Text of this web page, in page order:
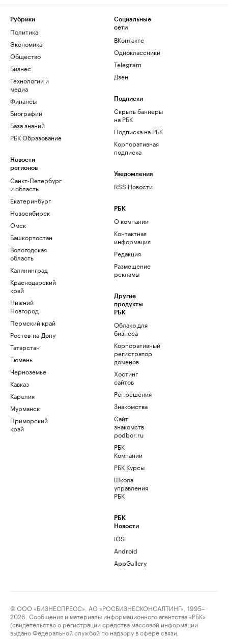
Рубрики
Политика
Экономика
Общество
Бизнес
Технологии и
медиа
Финансы
Биографии
База знаний
РБК Образование
Новости
регионов
Санкт-Петербург
и область
Екатеринбург
Новосибирск
Омск
Башкортостан
Вологодская
область
Калининград
Краснодарский
край
Нижний
Новгород
Пермский край
Ростов-на-Дону
Татарстан
Тюмень
Черноземье
Кавказ
Карелия
Мурманск
Приморский
край
Социальные
сети
ВКонтакте
Одноклассники
Telegram
Дзен
Подписки
Скрыть баннеры
на РБК
Подписка на РБК
Корпоративная
подписка
Уведомления
RSS Новости
РБК
О компании
Контактная
информация
Редакция
Размещение
рекламы
Другие
продукты
РБК
Облако для
бизнеса
Корпоративный
регистратор
доменов
Хостинг
сайтов
Рег.решения
Знакомства
Сайт
знакомств
podbor.ru
РБК
Компании
РБК Курсы
Школа
управления
РБК
РБК
Новости
iOS
Android
AppGallery
© ООО «БИЗНЕСПРЕСС», АО «РОСБИЗНЕСКОНСАЛТИНГ», 1995–
2026. Сообщения и материалы информационного агентства «РБК»
(свидетельство о регистрации средства массовой информации
выдано Федеральной службой по надзору в сфере связи,